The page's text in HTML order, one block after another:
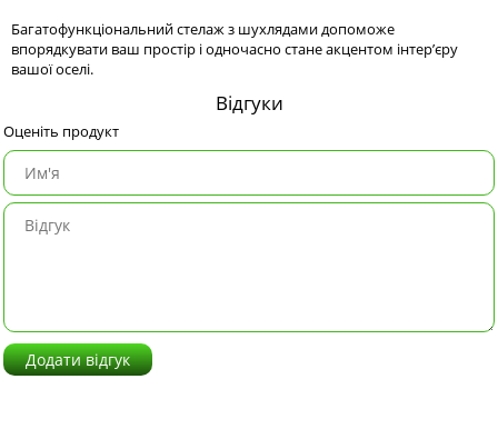
Багатофункціональний стелаж з шухлядами допоможе
впорядкувати ваш простір і одночасно стане акцентом інтер’єру
вашої оселі.
Відгуки
Оценіть продукт
Додати відгук